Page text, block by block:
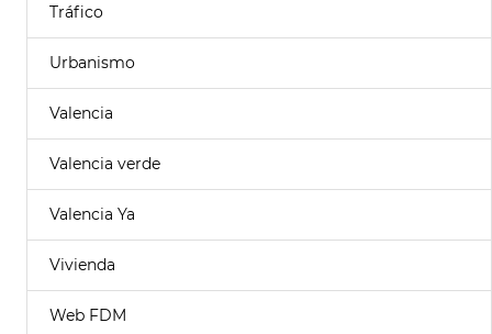
Tráfico
Urbanismo
Valencia
Valencia verde
Valencia Ya
Vivienda
Web FDM